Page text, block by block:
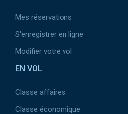
Mes réservations
S'enregistrer en ligne
Modifier votre vol
EN VOL
Classe affaires
Classe économique